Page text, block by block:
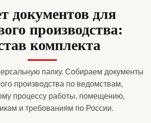
документов для
производства:
комплекта
папку. Собираем документы
производства по ведомствам,
процессу работы, помещению,
и требованиям по России.